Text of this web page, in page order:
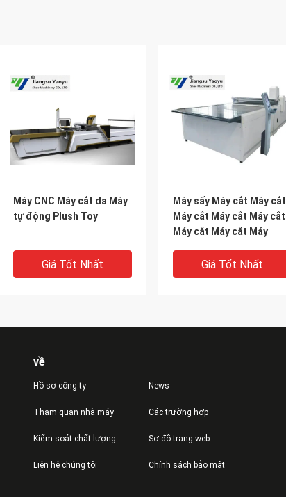
Máy CNC Máy cắt da Máy
tự động Plush Toy
Giá Tốt Nhất
Máy sấy Máy cắt Máy cắt
Máy cắt Máy cắt Máy cắt
Máy cắt Máy cắt Máy
Giá Tốt Nhất
Máy tự động cắt vải chính
Durable toàn máy tính tự
về
Hồ sơ công ty
Tham quan nhà máy
Kiểm soát chất lượng
Liên hệ chúng tôi
News
Các trường hợp
Sơ đồ trang web
Chính sách bảo mật